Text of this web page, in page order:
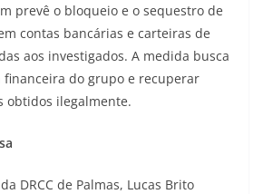
prevê o bloqueio e o sequestro de
contas bancárias e carteiras de
aos investigados. A medida busca
do grupo e recuperar
obtidos ilegalmente.
DRCC de Palmas, Lucas Brito